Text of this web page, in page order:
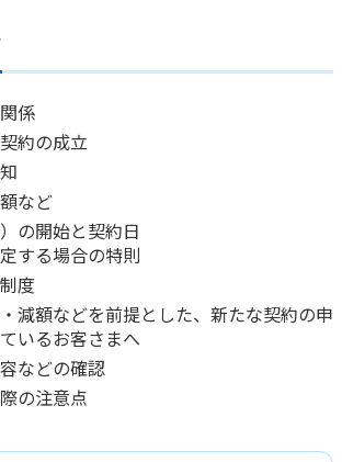
お知らせ
ライフサービス
・約款（Web約款）
の流れ
方法
～かんぽの健康と安心を手のひらに～
ボ
んなの体操
ータルサイト
ド
ステナビリティ
／お客さまサービス向上の取組み
係
約の成立
など
の開始と契約日
する場合の特則
度
減額などを前提とした、新たな契約の申
いるお客さまへ
などの確認
の注意点